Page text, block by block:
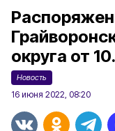
округа от
Новость
16 июня 2022, 08:20